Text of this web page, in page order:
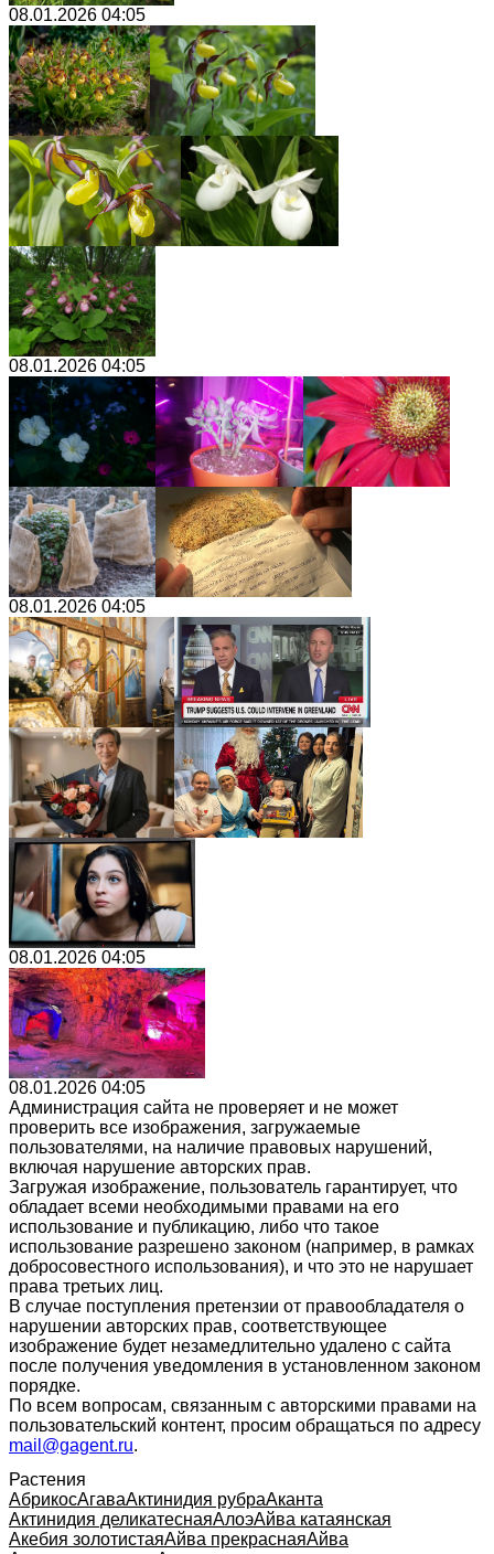
08.01.2026 04:05
08.01.2026 04:05
08.01.2026 04:05
08.01.2026 04:05
08.01.2026 04:05
Администрация сайта не проверяет и не может
проверить все изображения, загружаемые
пользователями, на наличие правовых нарушений,
включая нарушение авторских прав.
Загружая изображение, пользователь гарантирует, что
обладает всеми необходимыми правами на его
использование и публикацию, либо что такое
использование разрешено законом (например, в рамках
добросовестного использования), и что это не нарушает
права третьих лиц.
В случае поступления претензии от правообладателя о
нарушении авторских прав, соответствующее
изображение будет незамедлительно удалено с сайта
после получения уведомления в установленном законом
порядке.
По всем вопросам, связанным с авторскими правами на
пользовательский контент, просим обращаться по адресу
mail@gagent.ru.
Растения
АбрикосАгаваАктинидия рубраАканта
Актинидия деликатеснаяАлоэАйва катаянская
Акебия золотистаяАйва прекраснаяАйва